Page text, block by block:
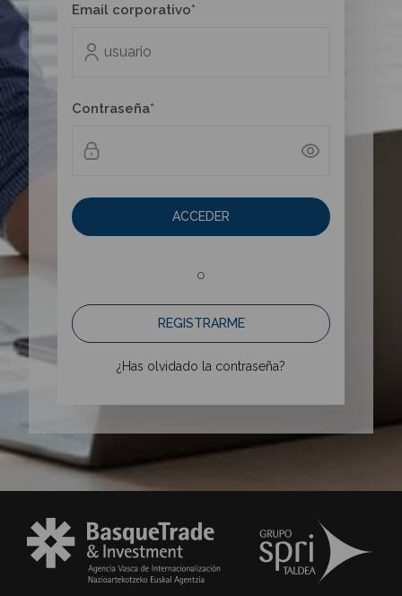
Email corporativo*
Contraseña*
ACCEDER
o
REGISTRARME
¿Has olvidado la contraseña?